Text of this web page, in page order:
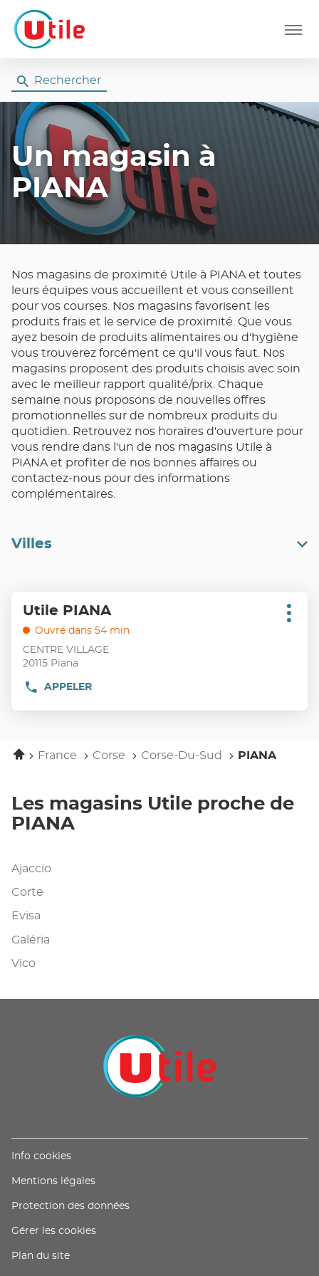
Menu
Rechercher
Un magasin à
PIANA
Nos magasins de proximité Utile à PIANA et toutes
leurs équipes vous accueillent et vous conseillent
pour vos courses. Nos magasins favorisent les
produits frais et le service de proximité. Que vous
ayez besoin de produits alimentaires ou d'hygiène
vous trouverez forcément ce qu'il vous faut. Nos
magasins proposent des produits choisis avec soin
avec le meilleur rapport qualité/prix. Chaque
semaine nous proposons de nouvelles offres
promotionnelles sur de nombreux produits du
quotidien. Retrouvez nos horaires d'ouverture pour
vous rendre dans l'un de nos magasins Utile à
PIANA et profiter de nos bonnes affaires ou
contactez-nous pour des informations
complémentaires.
Villes
sur
touche
ENTRÉE
obtenir
de
informations
Point
de
:
Utile PIANA
Ouvre dans 54 min
CENTRE VILLAGE
20115 Piana
APPELER
AFFICHER
NUMÉRO
DU
POINT
PIANA
Plus
AccueilFrance Corse Corse-Du-Sud PIANA
Les magasins Utile proche de
PIANA
Ajaccio
Corte
Evisa
Galéria
Vico
Info cookies(ouvre
une
fenêtre)
Mentions légales(ouvre
une
fenêtre)
Protection des données(ouvre
Gérer les cookies
Plan du site